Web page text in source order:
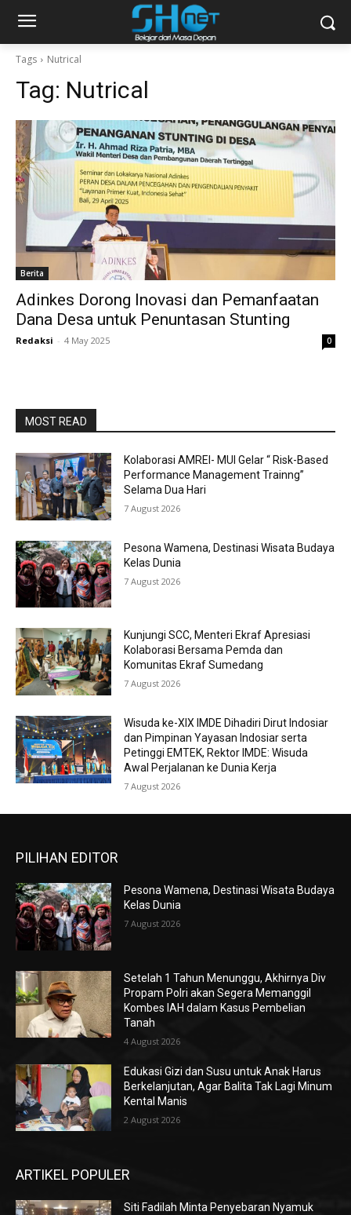
Tags Nutrical
Tag: Nutrical
Berita
Adinkes Dorong Inovasi dan Pemanfaatan
Dana Desa untuk Penuntasan Stunting
Redaksi - 4 May 2025 0
MOST READ
Kolaborasi AMREI- MUI Gelar “ Risk-Based
Performance Management Trainng”
Selama Dua Hari
7 August 2026
Pesona Wamena, Destinasi Wisata Budaya
Kelas Dunia
7 August 2026
Kunjungi SCC, Menteri Ekraf Apresiasi
Kolaborasi Bersama Pemda dan
Komunitas Ekraf Sumedang
7 August 2026
Wisuda ke-XIX IMDE Dihadiri Dirut Indosiar
dan Pimpinan Yayasan Indosiar serta
Petinggi EMTEK, Rektor IMDE: Wisuda
Awal Perjalanan ke Dunia Kerja
7 August 2026
PILIHAN EDITOR
Pesona Wamena, Destinasi Wisata Budaya
Kelas Dunia
7 August 2026
Setelah 1 Tahun Menunggu, Akhirnya Div
Propam Polri akan Segera Memanggil
Kombes IAH dalam Kasus Pembelian
Tanah
4 August 2026
Edukasi Gizi dan Susu untuk Anak Harus
Berkelanjutan, Agar Balita Tak Lagi Minum
Kental Manis
2 August 2026
ARTIKEL POPULER
Siti Fadilah Minta Penyebaran Nyamuk